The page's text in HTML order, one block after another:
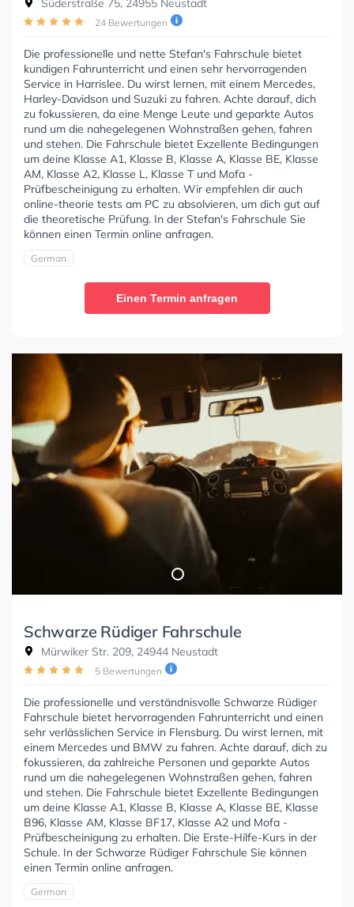
Süderstraße 75, 24955 Neustadt
24 Bewertungen
Die professionelle und nette Stefan's Fahrschule bietet
kundigen Fahrunterricht und einen sehr hervorragenden
Service in Harrislee. Du wirst lernen, mit einem Mercedes,
Harley-Davidson und Suzuki zu fahren. Achte darauf, dich
zu fokussieren, da eine Menge Leute und geparkte Autos
rund um die nahegelegenen Wohnstraßen gehen, fahren
und stehen. Die Fahrschule bietet Exzellente Bedingungen
um deine Klasse A1, Klasse B, Klasse A, Klasse BE, Klasse
AM, Klasse A2, Klasse L, Klasse T und Mofa -
Prüfbescheinigung zu erhalten. Wir empfehlen dir auch
online-theorie tests am PC zu absolvieren, um dich gut auf
die theoretische Prüfung. In der Stefan's Fahrschule Sie
können einen Termin online anfragen.
German
Einen Termin anfragen
Schwarze Rüdiger Fahrschule
Mürwiker Str. 209, 24944 Neustadt
5 Bewertungen
Die professionelle und verständnisvolle Schwarze Rüdiger
Fahrschule bietet hervorragenden Fahrunterricht und einen
sehr verlässlichen Service in Flensburg. Du wirst lernen, mit
einem Mercedes und BMW zu fahren. Achte darauf, dich zu
fokussieren, da zahlreiche Personen und geparkte Autos
rund um die nahegelegenen Wohnstraßen gehen, fahren
und stehen. Die Fahrschule bietet Exzellente Bedingungen
um deine Klasse A1, Klasse B, Klasse A, Klasse BE, Klasse
B96, Klasse AM, Klasse BF17, Klasse A2 und Mofa -
Prüfbescheinigung zu erhalten. Die Erste-Hilfe-Kurs in der
Schule. In der Schwarze Rüdiger Fahrschule Sie können
einen Termin online anfragen.
German